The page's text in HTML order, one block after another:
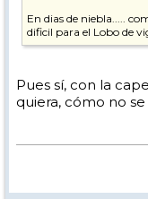
En dias de niebla.....
dificil para el Lobo de
Pues sí, con la
quiera, cómo no